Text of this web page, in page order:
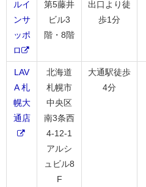
ルイ
ンサ
ッポ
ロ
第5藤井
ビル3
階・8階
出口より徒
歩1分
LAV
A 札
幌大
通店
北海道
札幌市
中央区
南3条西
4-12-1
アルシ
ュビル8
F
大通駅徒歩
4分